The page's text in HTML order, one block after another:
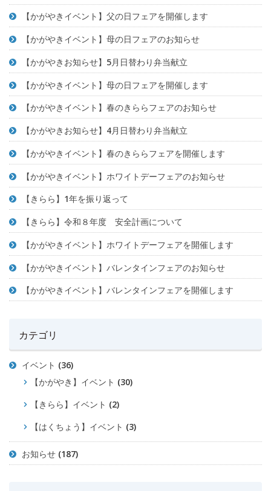
【かがやきイベント】父の日フェアを開催します
【かがやきイベント】母の日フェアのお知らせ
【かがやきお知らせ】5月日替わり弁当献立
【かがやきイベント】母の日フェアを開催します
【かがやきイベント】春のきららフェアのお知らせ
【かがやきお知らせ】4月日替わり弁当献立
【かがやきイベント】春のきららフェアを開催します
【かがやきイベント】ホワイトデーフェアのお知らせ
【きらら】1年を振り返って
【きらら】令和８年度 安全計画について
【かがやきイベント】ホワイトデーフェアを開催します
【かがやきイベント】バレンタインフェアのお知らせ
【かがやきイベント】バレンタインフェアを開催します
カテゴリ
イベント (36)
【かがやき】イベント (30)
【きらら】イベント (2)
【はくちょう】イベント (3)
お知らせ (187)